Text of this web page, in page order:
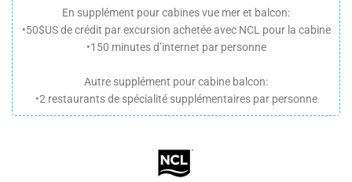
En supplément pour cabines vue mer et balcon:
•50$US de crédit par excursion achetée avec NCL pour la cabine
•150 minutes d’internet par personne
Autre supplément pour cabine balcon:
•2 restaurants de spécialité supplémentaires par personne